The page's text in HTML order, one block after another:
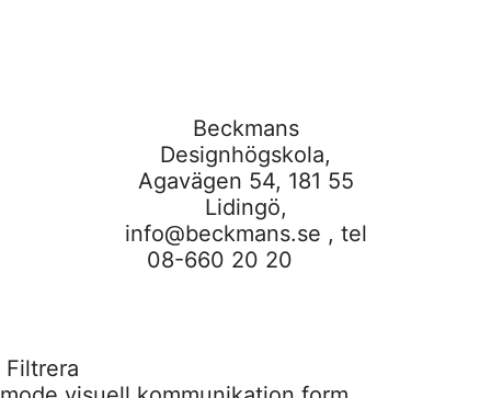
Beckmans
Designhögskola,
Agavägen 54, 181 55
Lidingö,
info@beckmans.se , tel
08-660 20 20
Filtrera